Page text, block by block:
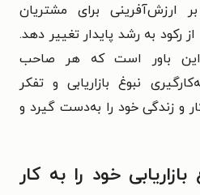
ارزش‌آفرینی برای مشتریان
رکود به رشد پایدار تغییر دهد.
این باور است که هر صاحب
نبوغ بازاریابی و تفکر
و زندگی خود را به‌دست گیرد و
خود را به کار